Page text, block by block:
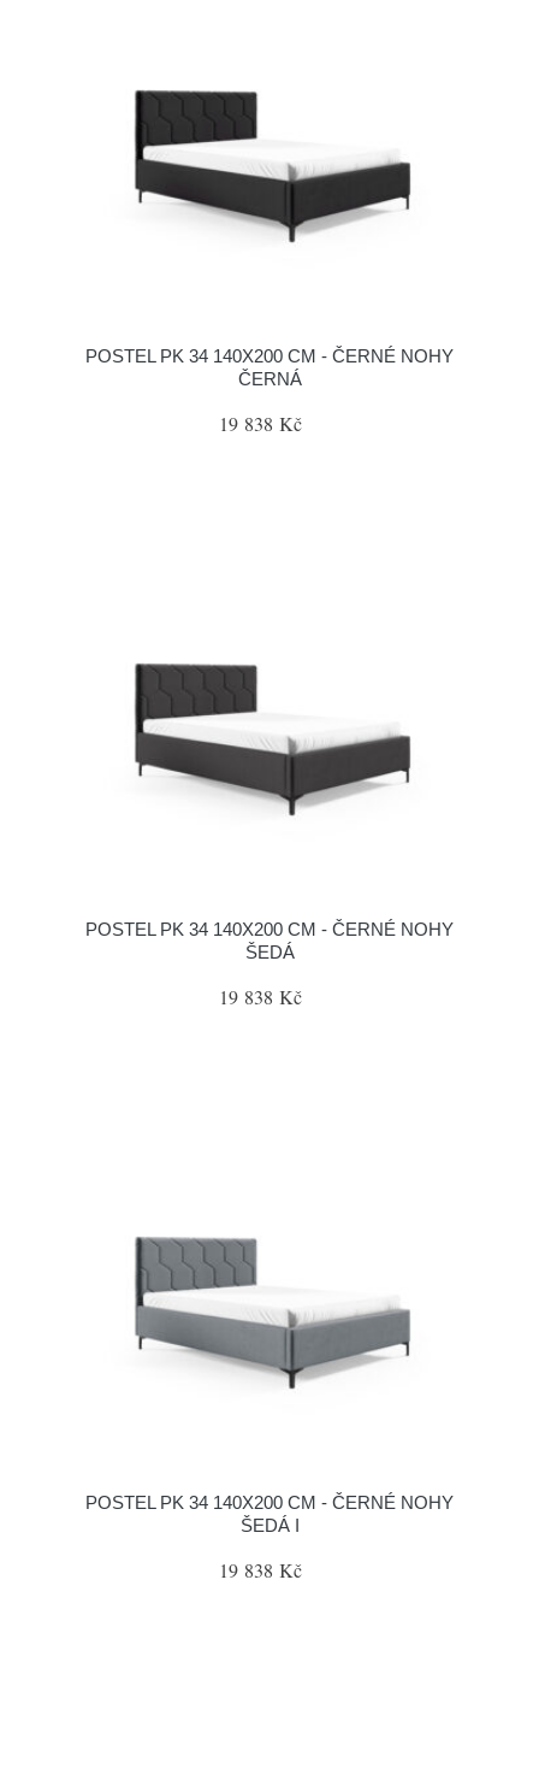
POSTEL PK 34 140X200 CM - ČERNÉ NOHY
ČERNÁ
19 838 Kč
POSTEL PK 34 140X200 CM - ČERNÉ NOHY
ŠEDÁ
19 838 Kč
POSTEL PK 34 140X200 CM - ČERNÉ NOHY
ŠEDÁ I
19 838 Kč